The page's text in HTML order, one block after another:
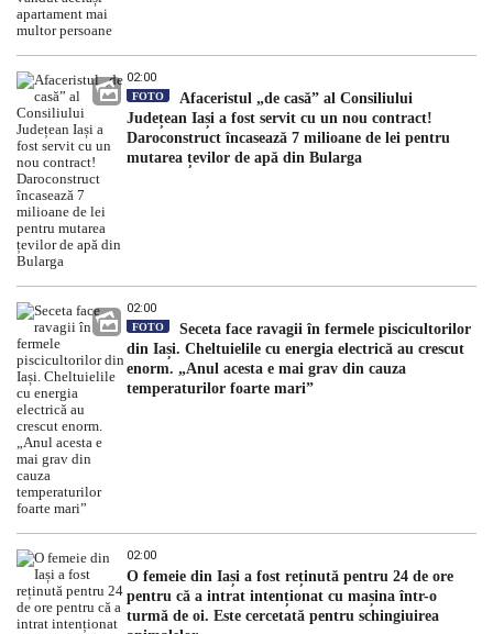
02:00
FOTO
Afaceristul „de casă” al Consiliului
Județean Iași a fost servit cu un nou contract!
Daroconstruct încasează 7 milioane de lei pentru
mutarea țevilor de apă din Bularga
02:00
FOTO
Seceta face ravagii în fermele piscicultorilor
din Iași. Cheltuielile cu energia electrică au crescut
enorm. „Anul acesta e mai grav din cauza
temperaturilor foarte mari”
02:00
O femeie din Iași a fost reținută pentru 24 de ore
pentru că a intrat intenționat cu mașina într-o
turmă de oi. Este cercetată pentru schingiuirea